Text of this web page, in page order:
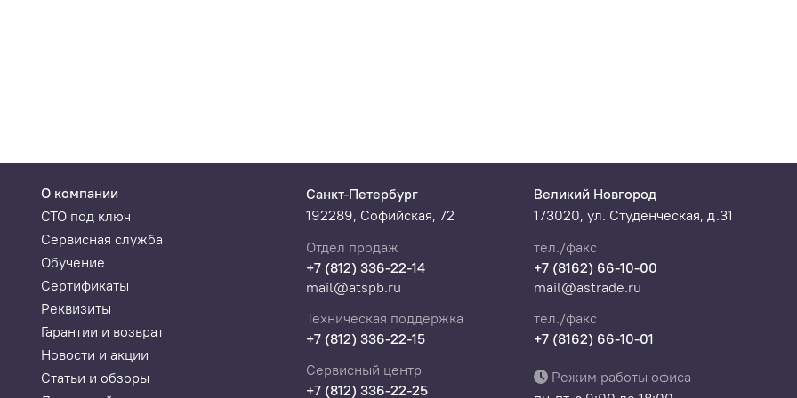
с PC:
О компании
СТО под ключ
Сервисная служба
Обучение
Сертификаты
Реквизиты
Гарантии и возврат
Новости и акции
Статьи и обзоры
Санкт-Петербург
192289, Софийская, 72
Отдел продаж
+7 (812) 336-22-14
mail@atspb.ru
Техническая поддержка
+7 (812) 336-22-15
Сервисный центр
+7 (812) 336-22-25
Великий Новгород
173020, ул. Студенческая, д.31
тел./факс
+7 (8162) 66-10-00
mail@astrade.ru
тел./факс
+7 (8162) 66-10-01
Режим работы офиса